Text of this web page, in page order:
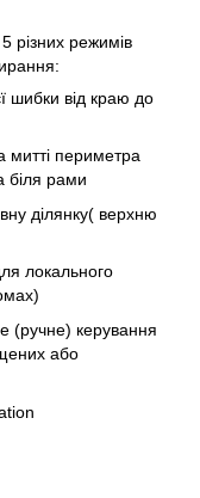
різних режимів
шибки від краю до
митті периметра
біля рами
ділянку( верхню
локального
(ручне) керування
або